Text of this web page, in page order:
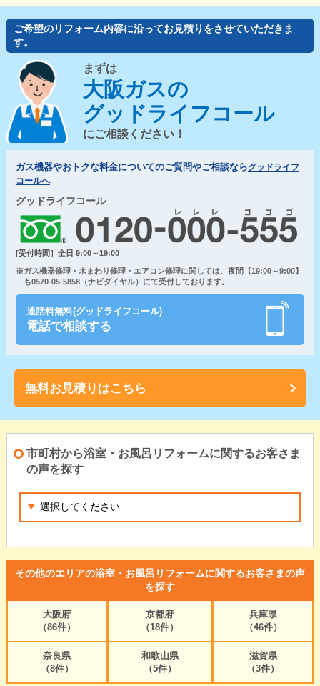
ご希望のリフォーム内容に沿ってお見積りをさせていただきま
す。
まずは
大阪ガスの
グッドライフコール
にご相談ください！
ガス機器やおトクな料金についてのご質問やご相談ならグッドライフ
コールへ
グッドライフコール
[受付時間］全日 9:00～19:00
※ガス機器修理・水まわり修理・エアコン修理に関しては、夜間【19:00～9:00】
も0570-05-5858（ナビダイヤル）にて受付しております。
通話料無料(グッドライフコール)
電話で相談する
無料お見積りはこちら
市町村から浴室・お風呂リフォームに関するお客さま
の声を探す
その他のエリアの浴室・お風呂リフォームに関するお客さまの声
を探す
大阪府
（86件）
京都府
（18件）
兵庫県
（46件）
奈良県
（8件）
和歌山県
（5件）
滋賀県
（3件）